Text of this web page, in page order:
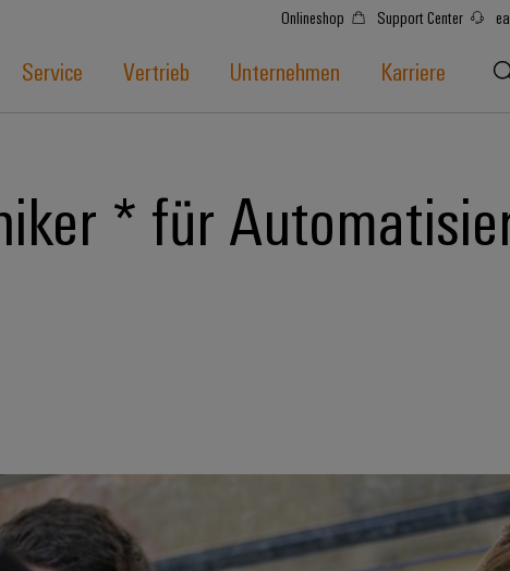
Onlineshop Support Center
Service Vertrieb Unternehmen Karriere
* für